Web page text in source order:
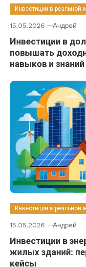
Инвестиции в реальной
15.05.2026 Андрей
Инвестиции в
повышать
навыков и знаний
Инвестиции в реальной
15.05.2026 Андрей
Инвестиции в
жилых зданий:
кейсы